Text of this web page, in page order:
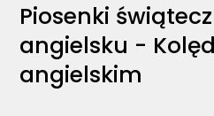
Piosenki
angielsku -
angielskim